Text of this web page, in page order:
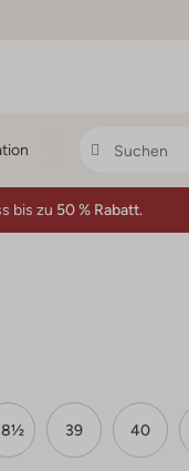
bis zu 50 % Rabatt.
39 40